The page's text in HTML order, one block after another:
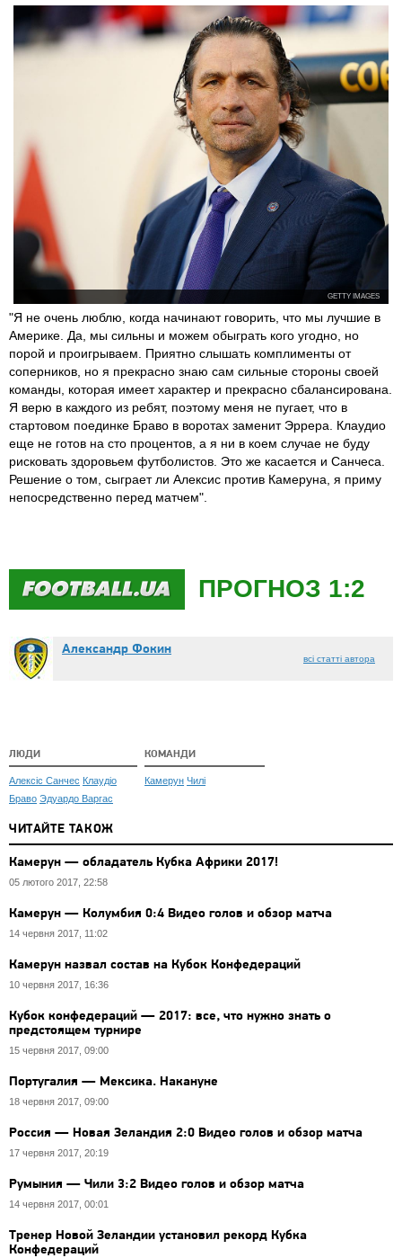
GETTY IMAGES
"Я не очень люблю, когда начинают говорить, что мы лучшие в
Америке. Да, мы сильны и можем обыграть кого угодно, но
порой и проигрываем. Приятно слышать комплименты от
соперников, но я прекрасно знаю сам сильные стороны своей
команды, которая имеет характер и прекрасно сбалансирована.
Я верю в каждого из ребят, поэтому меня не пугает, что в
стартовом поединке Браво в воротах заменит Эррера. Клаудио
еще не готов на сто процентов, а я ни в коем случае не буду
рисковать здоровьем футболистов. Это же касается и Санчеса.
Решение о том, сыграет ли Алексис против Камеруна, я приму
непосредственно перед матчем".
ПРОГНОЗ 1:2
Александр Фокин
всі статті автора
ЛЮДИ
Алексіс Санчес Клаудіо
Браво Эдуардо Варгас
КОМАНДИ
Камерун Чилі
ЧИТАЙТЕ ТАКОЖ
Камерун — обладатель Кубка Африки 2017!
05 лютого 2017, 22:58
Камерун — Колумбия 0:4 Видео голов и обзор матча
14 червня 2017, 11:02
Камерун назвал состав на Кубок Конфедераций
10 червня 2017, 16:36
Кубок конфедераций — 2017: все, что нужно знать о
предстоящем турнире
15 червня 2017, 09:00
Португалия — Мексика. Накануне
18 червня 2017, 09:00
Россия — Новая Зеландия 2:0 Видео голов и обзор матча
17 червня 2017, 20:19
Румыния — Чили 3:2 Видео голов и обзор матча
14 червня 2017, 00:01
Тренер Новой Зеландии установил рекорд Кубка
Конфедераций